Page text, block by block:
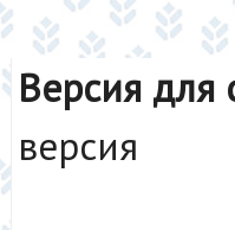
Версия для
версия